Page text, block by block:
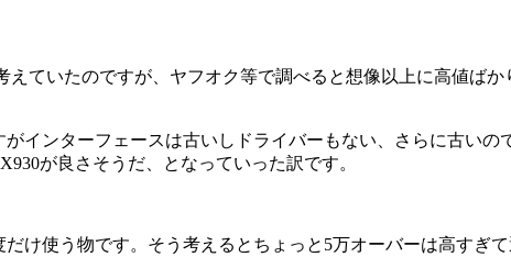
ていたのですが、ヤフオク等で調べると想像以上に高値ば
インターフェースは古いしドライバーもない、さらに古い
が良さそうだ、となっていった訳です。
け使う物です。そう考えるとちょっと5万オーバーは高すぎ